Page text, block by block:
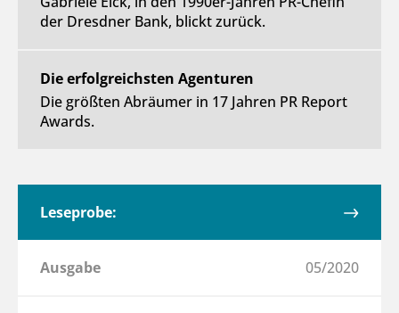
der Dresdner Bank, blickt zurück.
Die erfolgreichsten Agenturen
Die größten Abräumer in 17 Jahren PR Report
Awards.
Leseprobe:
Ausgabe 05/2020